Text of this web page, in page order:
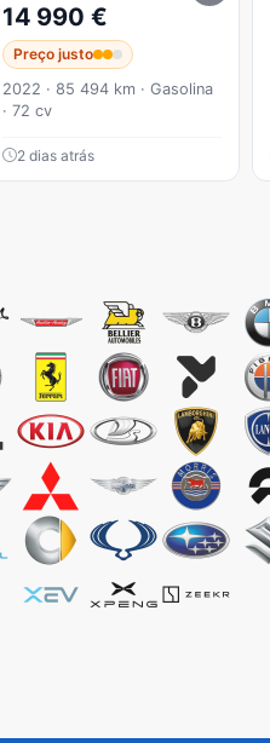
14 990 €
Preço justo
2022 · 85 494 km · Gasolina
· 72 cv
2 dias atrás